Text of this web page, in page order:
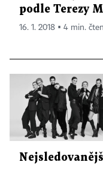
podle Terezy
16. 1. 2018 ▪ 4 min.